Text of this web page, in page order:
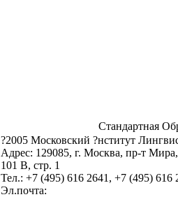
Стандартная
?2005 Московский ?нститут
Адрес: 129085, г. Москва, пр-т
101 В, стр. 1
Тел.: +7 (495) 616 2641, +7 (495) 616
Эл.почта: